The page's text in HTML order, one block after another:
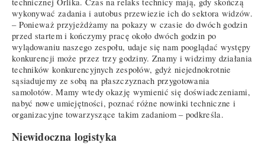
technicznej Orlika. Czas na relaks technicy mają, gdy skończą
wykonywać zadania i autobus przewiezie ich do sektora widzów.
– Ponieważ przyjeżdżamy na pokazy w czasie do dwóch godzin
przed startem i kończymy pracę około dwóch godzin po
wylądowaniu naszego zespołu, udaje się nam pooglądać występy
konkurencji może przez trzy godziny. Znamy i widzimy działania
techników konkurencyjnych zespołów, gdyż niejednokrotnie
sąsiadujemy ze sobą na płaszczyznach przygotowania
samolotów. Mamy wtedy okazję wymienić się doświadczeniami,
nabyć nowe umiejętności, poznać różne nowinki techniczne i
organizacyjne towarzyszące takim zadaniom – podkreśla.
Niewidoczna logistyka